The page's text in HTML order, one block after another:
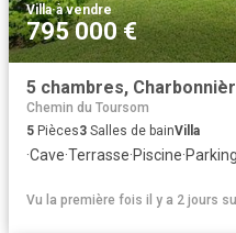
Villa·à vendre
795 000 €
Chemin du Toursom
5 Pièces3 Salles de bainVilla
·Cave·Terrasse·Piscine·Parking
Vu la première fois il y a 2 jours